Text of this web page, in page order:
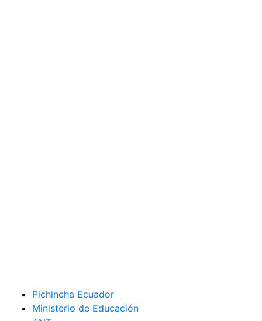
Pichincha Ecuador
Ministerio de Educación